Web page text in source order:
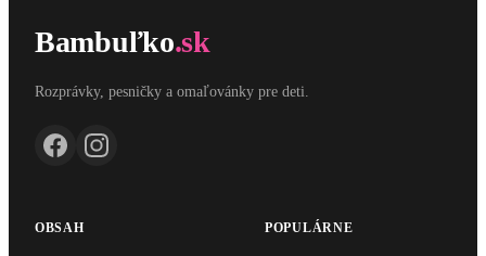
Bambuľko.sk
Rozprávky, pesničky a omaľovánky pre deti.
OBSAH POPULÁRNE